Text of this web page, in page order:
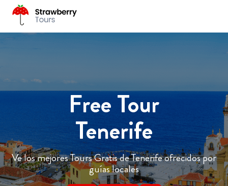
Free Tour
Tenerife
Ve los mejores Tours Gratis de Tenerife ofrecidos por
guías locales